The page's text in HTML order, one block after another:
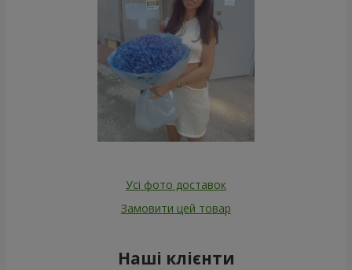
Усі фото доставок
Замовити цей товар
Наші клієнти